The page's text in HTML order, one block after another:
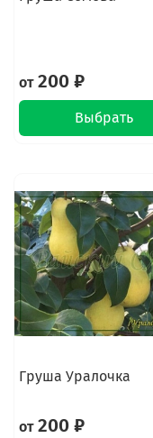
от200 ₽
Выбрать
Груша Уралочка
от200 ₽